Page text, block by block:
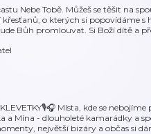
Nebe Tobě. Můžeš se těšit na
o kterých si popovídáme s
Bůh promlouvat. Si Boží dítě a
Místa, kde se nebojíme
a Mína - dlouholeté kamarádky a
největší bizáry a občas si